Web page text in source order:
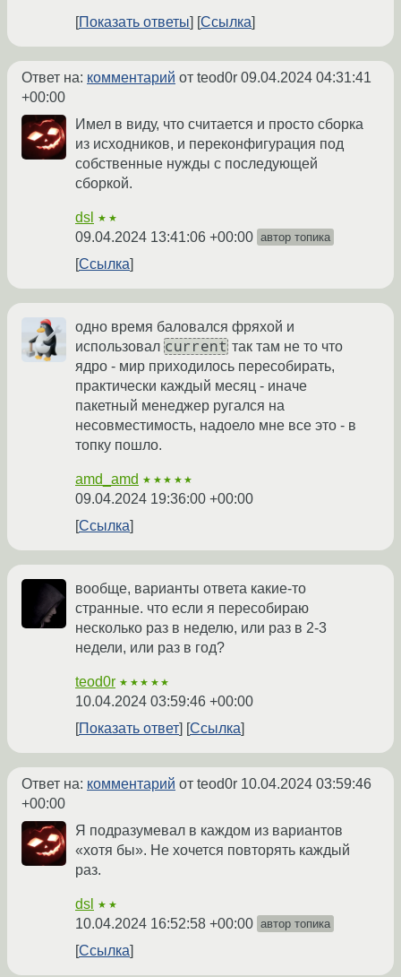
Показать ответы
Ссылка
Ответ на: комментарий от teod0r 09.04.2024 04:31:41
+00:00
Имел в виду, что считается и просто сборка
из исходников, и переконфигурация под
собственные нужды с последующей
сборкой.
dsl ★★
09.04.2024 13:41:06 +00:00 автор топика
Ссылка
одно время баловался фряхой и
использовал current так там не то что
ядро - мир приходилось пересобирать,
практически каждый месяц - иначе
пакетный менеджер ругался на
несовместимость, надоело мне все это - в
топку пошло.
amd_amd ★★★★★
09.04.2024 19:36:00 +00:00
Ссылка
вообще, варианты ответа какие-то
странные. что если я пересобираю
несколько раз в неделю, или раз в 2-3
недели, или раз в год?
teod0r ★★★★★
10.04.2024 03:59:46 +00:00
Показать ответ
Ссылка
Ответ на: комментарий от teod0r 10.04.2024 03:59:46
+00:00
Я подразумевал в каждом из вариантов
«хотя бы». Не хочется повторять каждый
раз.
dsl ★★
10.04.2024 16:52:58 +00:00 автор топика
Ссылка